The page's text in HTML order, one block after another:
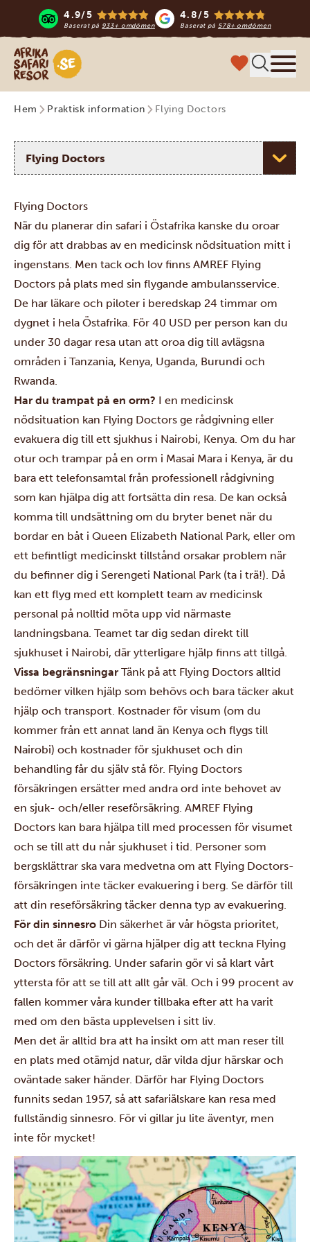
4.9/5
Baserat på 933+ omdömen
4.8/5
Baserat på 578+ omdömen
Safari-resor i Afrika
Hem Praktisk information Flying Doctors
Välj ett ämne
Flying Doctors
När du planerar din safari i Östafrika kanske du oroar
dig för att drabbas av en medicinsk nödsituation mitt i
ingenstans. Men tack och lov finns AMREF Flying
Doctors på plats med sin flygande ambulansservice.
De har läkare och piloter i beredskap 24 timmar om
dygnet i hela Östafrika. För 40 USD per person kan du
under 30 dagar resa utan att oroa dig till avlägsna
områden i Tanzania, Kenya, Uganda, Burundi och
Rwanda.
Har du trampat på en orm? I en medicinsk
nödsituation kan Flying Doctors ge rådgivning eller
evakuera dig till ett sjukhus i Nairobi, Kenya. Om du har
otur och trampar på en orm i Masai Mara i Kenya, är du
bara ett telefonsamtal från professionell rådgivning
som kan hjälpa dig att fortsätta din resa. De kan också
komma till undsättning om du bryter benet när du
bordar en båt i Queen Elizabeth National Park, eller om
ett befintligt medicinskt tillstånd orsakar problem när
du befinner dig i Serengeti National Park (ta i trä!). Då
kan ett flyg med ett komplett team av medicinsk
personal på nolltid möta upp vid närmaste
landningsbana. Teamet tar dig sedan direkt till
sjukhuset i Nairobi, där ytterligare hjälp finns att tillgå.
Vissa begränsningar Tänk på att Flying Doctors alltid
bedömer vilken hjälp som behövs och bara täcker akut
hjälp och transport. Kostnader för visum (om du
kommer från ett annat land än Kenya och flygs till
Nairobi) och kostnader för sjukhuset och din
behandling får du själv stå för. Flying Doctors
försäkringen ersätter med andra ord inte behovet av
en sjuk- och/eller reseförsäkring. AMREF Flying
Doctors kan bara hjälpa till med processen för visumet
och se till att du når sjukhuset i tid. Personer som
bergsklättrar ska vara medvetna om att Flying Doctors-
försäkringen inte täcker evakuering i berg. Se därför till
att din reseförsäkring täcker denna typ av evakuering.
För din sinnesro Din säkerhet är vår högsta prioritet,
och det är därför vi gärna hjälper dig att teckna Flying
Doctors försäkring. Under safarin gör vi så klart vårt
yttersta för att se till att allt går väl. Och i 99 procent av
fallen kommer våra kunder tillbaka efter att ha varit
med om den bästa upplevelsen i sitt liv.
Men det är alltid bra att ha insikt om att man reser till
en plats med otämjd natur, där vilda djur härskar och
oväntade saker händer. Därför har Flying Doctors
funnits sedan 1957, så att safariälskare kan resa med
fullständig sinnesro. För vi gillar ju lite äventyr, men
inte för mycket!